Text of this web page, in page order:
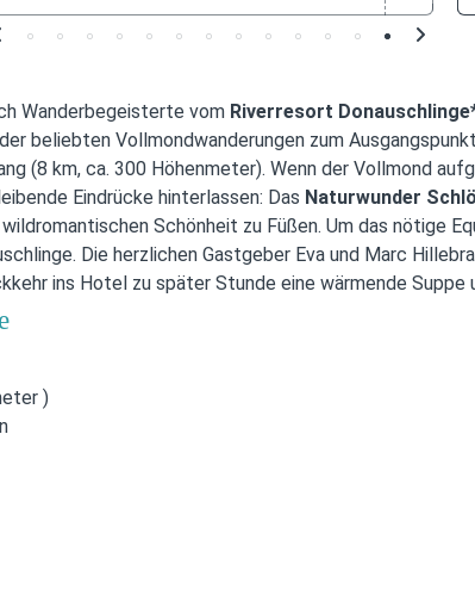
Wanderbegeisterte vom Riverresort
beliebten Vollmondwanderungen zum
(8 km, ca. 300 Höhenmeter). Wenn der Vollmond
Eindrücke hinterlassen: Das Naturwunder
Schönheit zu Füßen. Um das nötige
Die herzlichen Gastgeber Eva und Marc
ins Hotel zu später Stunde eine wärmende Suppe
)